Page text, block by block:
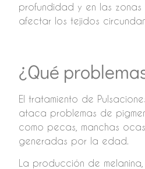
profundidad y en las zonas
afectar los tejidos
¿Qué
El tratamiento de
ataca problemas de
como pecas, manchas
generadas por la edad.
La producción de